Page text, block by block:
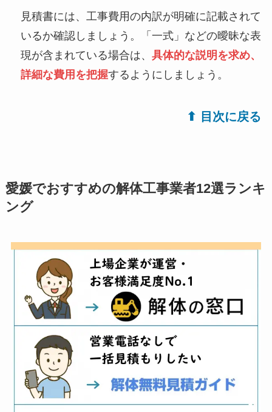
見積書には、工事費用の内訳が明確に記載されて
いるか確認しましょう。「一式」などの曖昧な表
現が含まれている場合は、 具体的な説明を求め、
詳細な費用を把握するようにしましょう。
⬆︎ 目次に戻る
愛媛でおすすめの解体工事業者12選ランキ
ング